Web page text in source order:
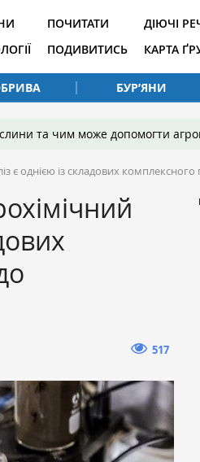
ПОЧИТАТИ
ПОДИВИТИСЬ
ДІЮЧІ
КАРТА
БУР’ЯНИ
та чим може допомогти
є однією із складових
517